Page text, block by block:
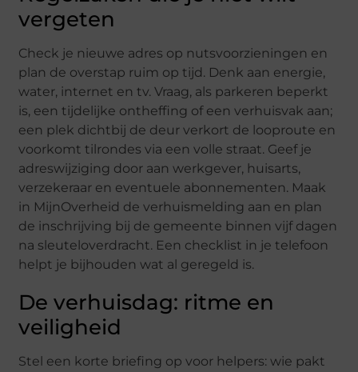
vergeten
Check je nieuwe adres op nutsvoorzieningen en
plan de overstap ruim op tijd. Denk aan energie,
water, internet en tv. Vraag, als parkeren beperkt
is, een tijdelijke ontheffing of een verhuisvak aan;
een plek dichtbij de deur verkort de looproute en
voorkomt tilrondes via een volle straat. Geef je
adreswijziging door aan werkgever, huisarts,
verzekeraar en eventuele abonnementen. Maak
in MijnOverheid de verhuismelding aan en plan
de inschrijving bij de gemeente binnen vijf dagen
na sleuteloverdracht. Een checklist in je telefoon
helpt je bijhouden wat al geregeld is.
De verhuisdag: ritme en
veiligheid
Stel een korte briefing op voor helpers: wie pakt